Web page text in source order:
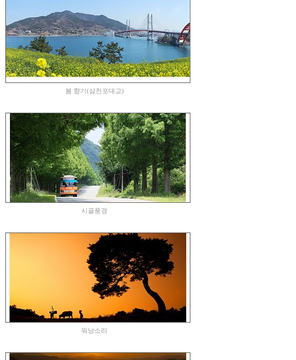
봄 향기(삼천포대교)
시골풍경
워낭소리